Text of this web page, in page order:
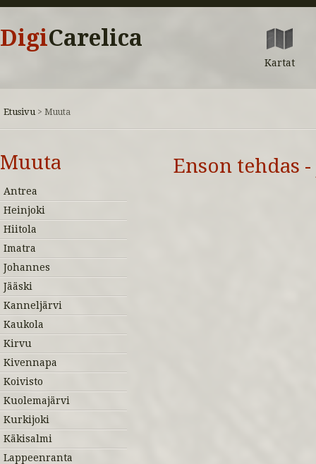
DigiCarelica
Kartat
Etusivu > Muuta
Muuta
Antrea
Heinjoki
Hiitola
Imatra
Johannes
Jääski
Kanneljärvi
Kaukola
Kirvu
Kivennapa
Koivisto
Kuolemajärvi
Kurkijoki
Käkisalmi
Lappeenranta
Enson tehdas -